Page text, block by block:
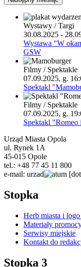
Wystawy / Targi
30.08.2025 -
Wystawa "W
GSW
Filmy / Spektakle
07.09.2025, g.
Spektakl
Filmy / Spektakle
07.09.2025, g.
Spektakl
Urząd Miasta Opola
ul. Rynek 1A
45-015 Opole
tel.: +48 77 45 11 800
e-mail: urzad um
Stopka
Herb miasta i
Materiały
Serwisy miejskie
Kontakt do
Stopka 3